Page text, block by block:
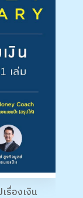
รื่องเงิน